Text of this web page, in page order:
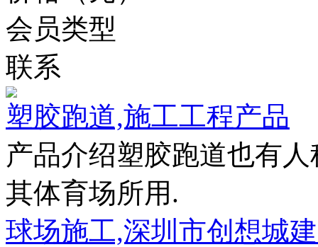
会员类型
联系
塑胶跑道,施工工程产品
产品介绍塑胶跑道也有
其体育场所用.
球场施工,深圳市创想城